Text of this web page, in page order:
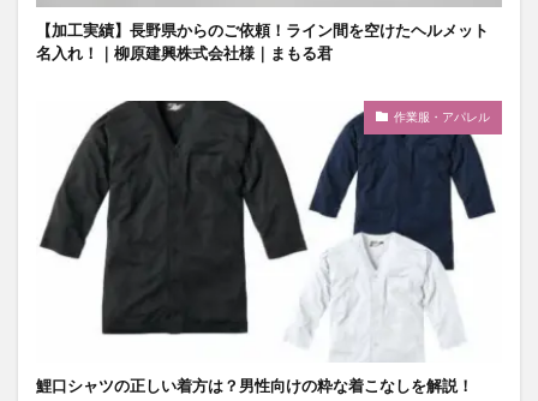
【加工実績】長野県からのご依頼！ライン間を空けたヘルメット
名入れ！｜柳原建興株式会社様｜まもる君
作業服・アパレル
鯉口シャツの正しい着方は？男性向けの粋な着こなしを解説！